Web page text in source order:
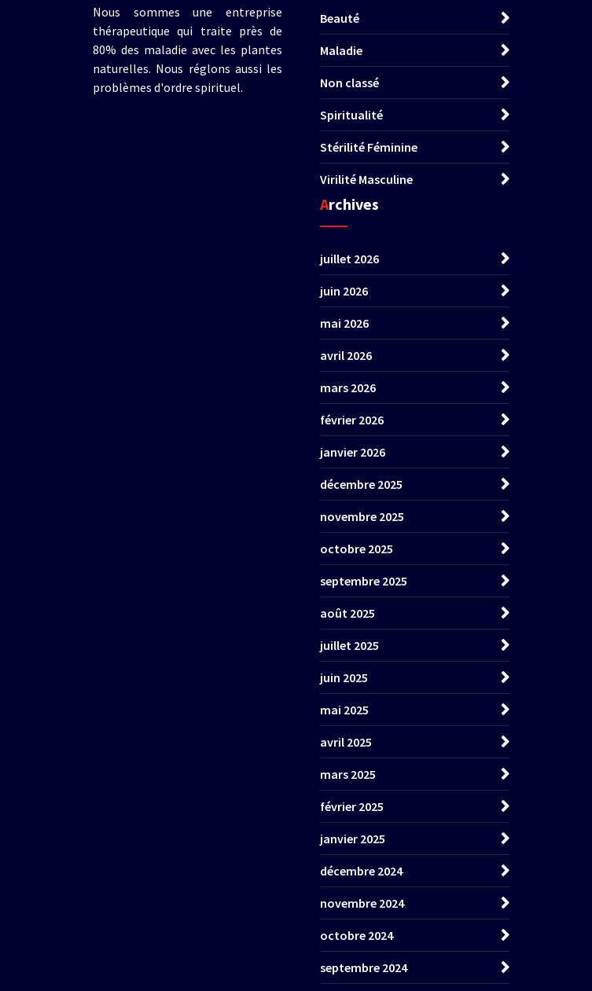
Nous sommes une entreprise
thérapeutique qui traite près de
80% des maladie avec les plantes
naturelles. Nous réglons aussi les
problèmes d'ordre spirituel.
Beauté
Maladie
Non classé
Spiritualité
Stérilité Féminine
Virilité Masculine
Archives
juillet 2026
juin 2026
mai 2026
avril 2026
mars 2026
février 2026
janvier 2026
décembre 2025
novembre 2025
octobre 2025
septembre 2025
août 2025
juillet 2025
juin 2025
mai 2025
avril 2025
mars 2025
février 2025
janvier 2025
décembre 2024
novembre 2024
octobre 2024
septembre 2024